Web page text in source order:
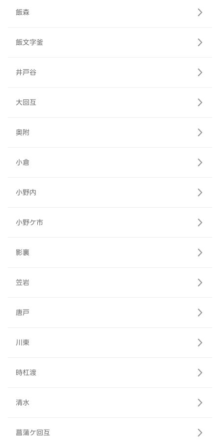
飯森
飯文字釜
井戸谷
大回互
奥附
小倉
小野内
小野ケ市
影裏
笠岩
唐戸
川東
時杠渡
清水
菖蒲ケ回互